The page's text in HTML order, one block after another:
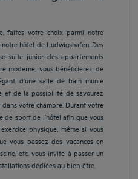
faites votre choix parmi notre
hôtel de Ludwigshafen. Des
suite junior, des appartements
moderne, vous bénéficierez de
d’une salle de bain munie
et de la possibilité de savourez
votre chambre. Durant votre
de sport de l’hôtel afin que vous
physique, même si vous
vous passez des vacances en
etc. vous invite à passer un
dédiées au bien-être.